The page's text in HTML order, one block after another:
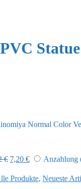
Normal Color
€ Ursprünglicher
war:
22,72 €
7,20 €Aktueller
ist:
7,20 €.
Anzahlung
Produkte, Neueste